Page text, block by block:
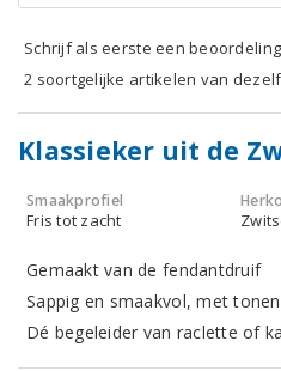
Schrijf als eerste een beoordeling
2 soortgelijke artikelen van
Klassieker uit de
Smaakprofiel
Fris tot zacht
Gemaakt van de fendantdruif
Sappig en smaakvol, met
Dé begeleider van raclette of